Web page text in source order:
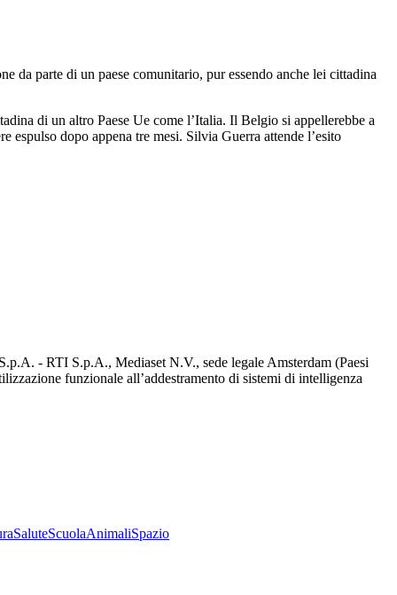
da parte di un paese comunitario, pur essendo anche lei cittadina
di un altro Paese Ue come l’Italia. Il Belgio si appellerebbe a
espulso dopo appena tre mesi. Silvia Guerra attende l’esito
- RTI S.p.A., Mediaset N.V., sede legale Amsterdam (Paesi
funzionale all’addestramento di sistemi di intelligenza
SaluteScuolaAnimaliSpazio